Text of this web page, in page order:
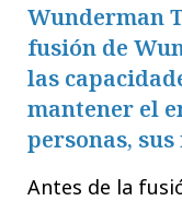
Wunderman
fusión de
las
mantener el
personas,
Antes de la